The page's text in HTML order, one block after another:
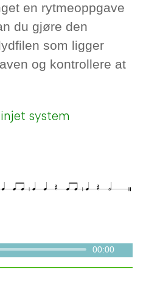
en rytmeoppgave
du gjøre den
som ligger
og kontrollere at
system
Lydavspiller 00:00